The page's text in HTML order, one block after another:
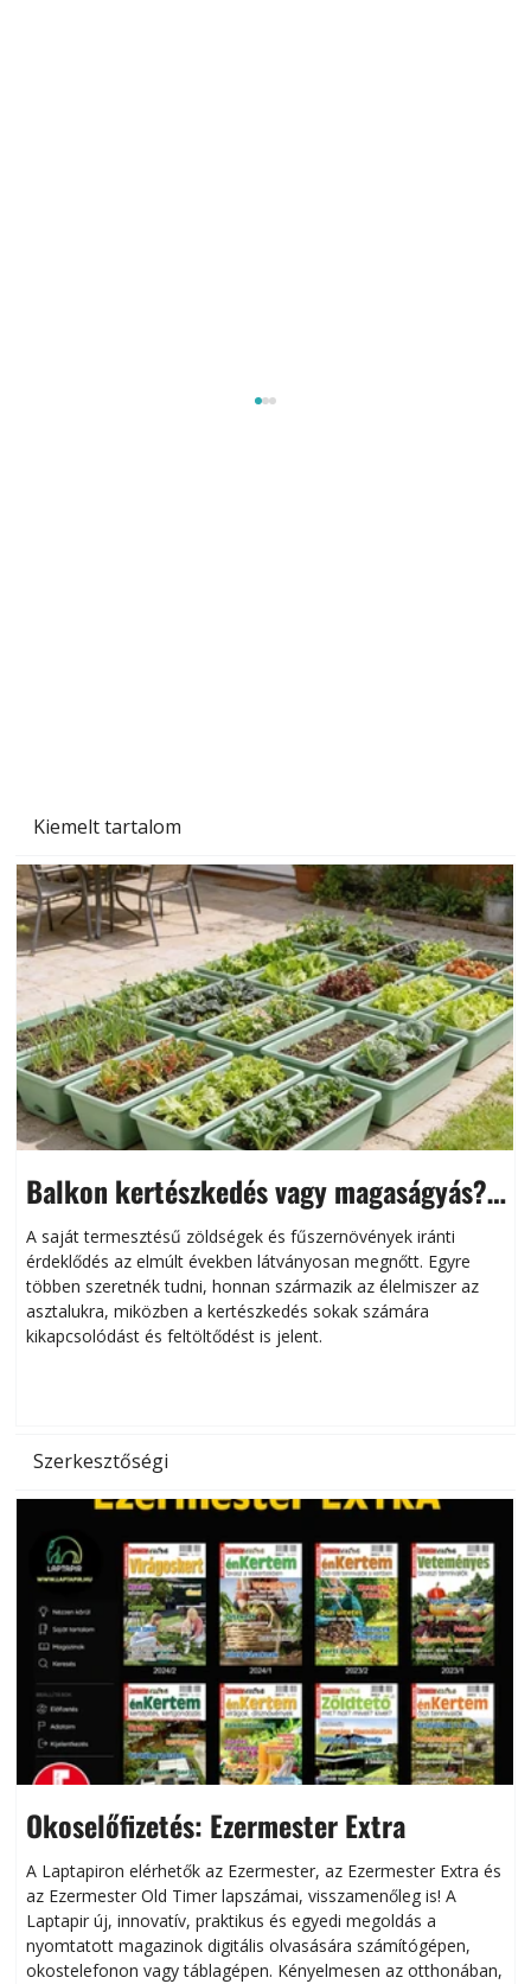
Kiemelt tartalom
Balkon kertészkedés vagy magaságyás?
Helytakarékos kertészkedés
A saját termesztésű zöldségek és fűszernövények iránti
érdeklődés az elmúlt években látványosan megnőtt. Egyre
többen szeretnék tudni, honnan származik az élelmiszer az
asztalukra, miközben a kertészkedés sokak számára
kikapcsolódást és feltöltődést is jelent.
Szerkesztőségi
Okoselőfizetés: Ezermester Extra
A Laptapiron elérhetők az Ezermester, az Ezermester Extra és
az Ezermester Old Timer lapszámai, visszamenőleg is! A
Laptapir új, innovatív, praktikus és egyedi megoldás a
nyomtatott magazinok digitális olvasására számítógépen,
okostelefonon vagy táblagépen. Kényelmesen az otthonában,